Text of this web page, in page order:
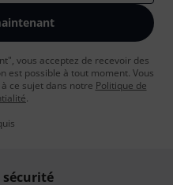
vous acceptez de recevoir des
est possible à tout moment. Vous
ce sujet dans notre Politique de
.
sécurité